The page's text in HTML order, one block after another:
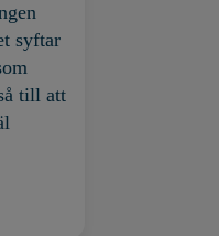
syftar
till att